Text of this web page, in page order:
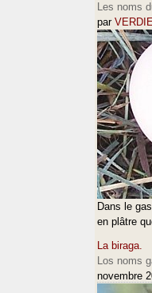
Les noms
par
Dans le
en plâtre
La biraga.
Los noms
novembre